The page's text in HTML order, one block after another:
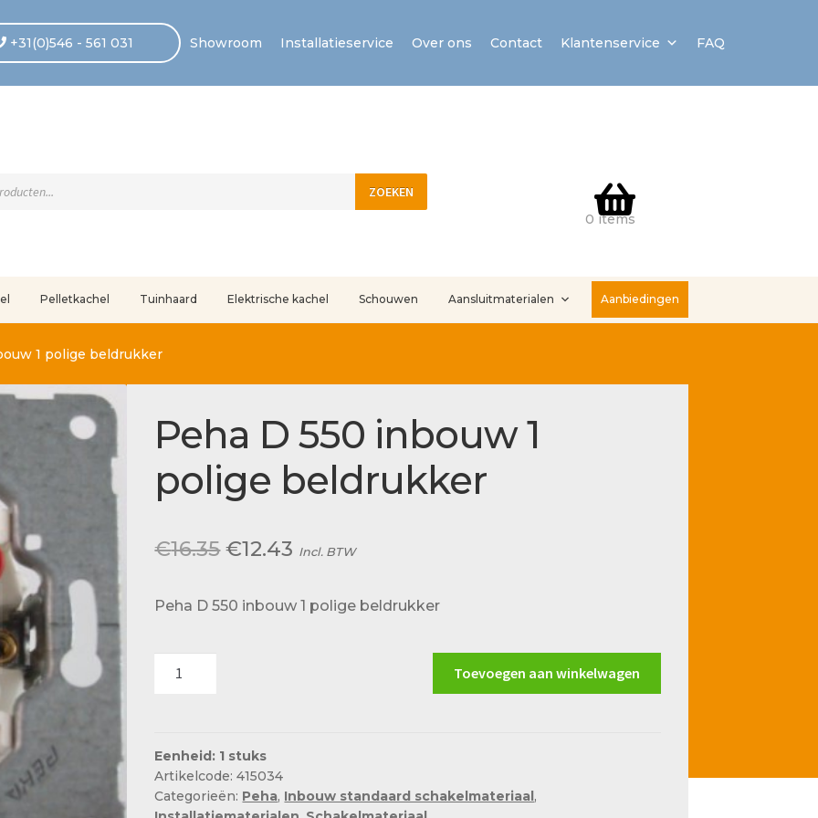
+31(0)546 - 561 031 Showroom Installatieservice Over ons Contact Klantenservice FAQ
ZOEKEN
0 items
Pelletkachel Tuinhaard Elektrische kachel Schouwen Aansluitmaterialen Aanbiedingen
1 polige beldrukker
Peha D 550 inbouw 1
polige beldrukker
€16.35Oorspronkelijke
was:
€12.43 Huidige
is:
Incl. BTW
Peha D 550 inbouw 1 polige beldrukker
1
polige
beldrukker
Toevoegen aan winkelwagen
Eenheid: 1 stuks
Artikelcode: 415034
Categorieën: Peha, Inbouw standaard schakelmateriaal,